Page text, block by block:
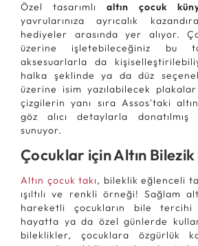
Özel tasarımlı altın çocuk
yavrularınıza ayrıcalık
hediyeler arasında yer alıyor.
üzerine işletebileceğiniz bu
aksesuarlarla da
halka şeklinde ya da düz
üzerine isim yazılabilecek
çizgilerin yanı sıra Assos'taki altın
göz alıcı detaylarla donatılmış
sunuyor.
Çocuklar için Altın
Altın çocuk takı, bileklik eğlenceli
ışıltılı ve renkli örneği! Sağlam
hareketli çocukların bile tercihi
hayatta ya da özel günlerde
bileklikler, çocuklara özgürlük